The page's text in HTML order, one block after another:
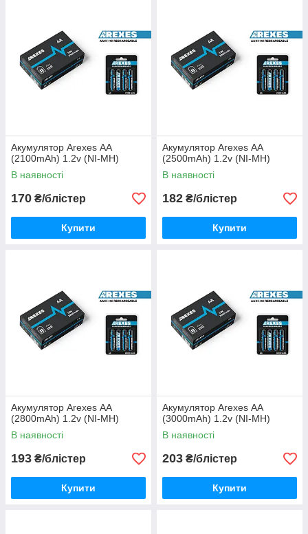
Акумулятор Arexes АА
(2100mAh) 1.2v (NI-MH)
В наявності
170 ₴/блістер
Купити
Акумулятор Arexes АА
(2500mAh) 1.2v (NI-MH)
В наявності
182 ₴/блістер
Купити
Акумулятор Arexes АА
(2800mAh) 1.2v (NI-MH)
В наявності
193 ₴/блістер
Купити
Акумулятор Arexes АА
(3000mAh) 1.2v (NI-MH)
В наявності
203 ₴/блістер
Купити